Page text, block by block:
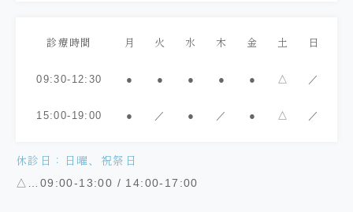
診療時間 月 火 水 木 金 土 日
09:30-12:30 ● ● ● ● ● △ ／
15:00-19:00 ● ／ ● ／ ● △ ／
休診日：日曜、祝祭日
△…09:00-13:00 / 14:00-17:00